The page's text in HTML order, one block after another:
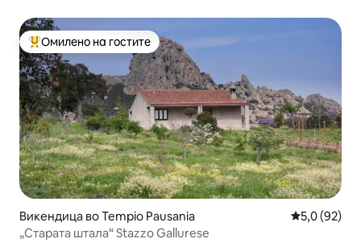
Меѓу најуспешните „Омилени на гостите“
Омилено на гостите
Викендица во Tempio Pausania Просечна
5,0 (92)
„Старата штала“ Stazzo Gallurese